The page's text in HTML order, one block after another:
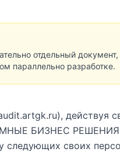
отдельный
параллельно разработке.
действуя
БИЗНЕС
следующих своих